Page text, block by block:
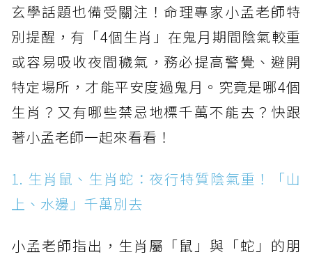
玄學話題也備受關注！命理專家小孟老師特
別提醒，有「4個生肖」在鬼月期間陰氣較重
或容易吸收夜間穢氣，務必提高警覺、避開
特定場所，才能平安度過鬼月。究竟是哪4個
生肖？又有哪些禁忌地標千萬不能去？快跟
著小孟老師一起來看看！
1. 生肖鼠、生肖蛇：夜行特質陰氣重！「山
上、水邊」千萬別去
小孟老師指出，生肖屬「鼠」與「蛇」的朋